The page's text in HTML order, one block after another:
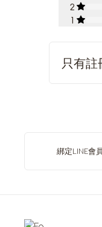
2
1
只有
綁定LINE會